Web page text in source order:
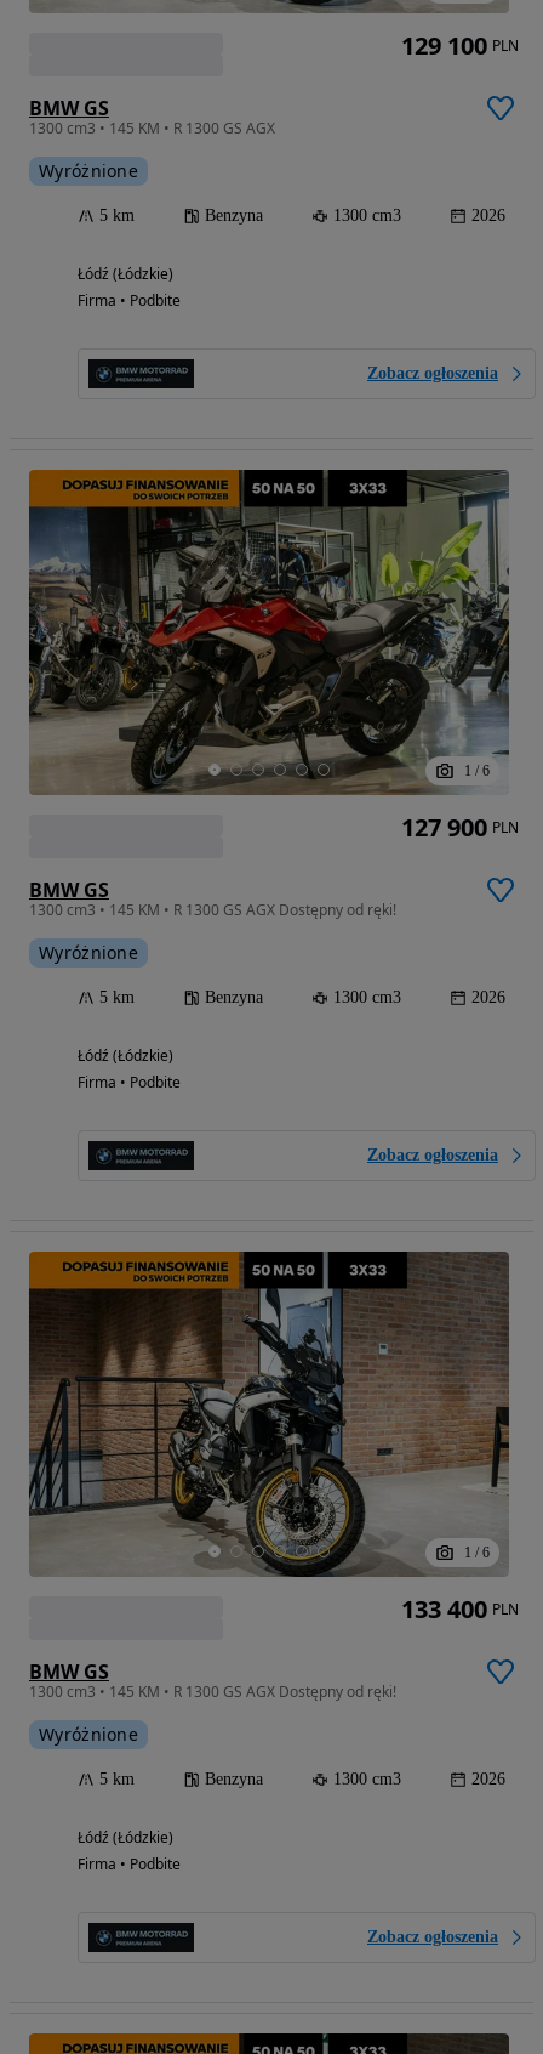
BMW GS
1300 cm3 • 145 KM • R 1300 GS AGX
Wyróżnione
5 km Benzyna 1300 cm3 2026
Łódź (Łódzkie)
Firma • Podbite
Zobacz ogłoszenia
129 100 PLN
1 / 6
BMW GS
1300 cm3 • 145 KM • R 1300 GS AGX Dostępny od ręki!
Wyróżnione
5 km Benzyna 1300 cm3 2026
Łódź (Łódzkie)
Firma • Podbite
Zobacz ogłoszenia
127 900 PLN
1 / 6
BMW GS
1300 cm3 • 145 KM • R 1300 GS AGX Dostępny od ręki!
Wyróżnione
5 km Benzyna 1300 cm3 2026
Łódź (Łódzkie)
Firma • Podbite
Zobacz ogłoszenia
133 400 PLN